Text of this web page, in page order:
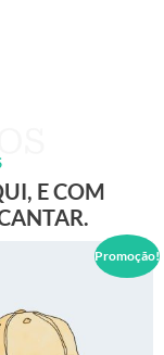
E COM
Promoção!